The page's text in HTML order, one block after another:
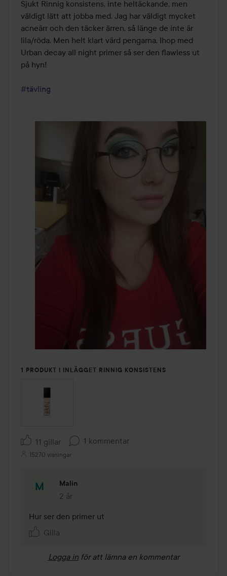
5
Sjukt Rinnig konsistens, inte heltäckande, men
väldigt lätt att jobba med. Jag har väldigt mycket
acneärr och den täcker ärren, så länge de inte är
lila/röda. Men helt klart värd pengarna. Ihop med
Urban decay all night primer så ser den flawless ut
på hyn!
#tävling
1 PRODUKT I INLÄGGET RINNIG KONSISTENS
11 gillar 1 kommentar
15270 visningar
Malin
2 år
Kommentaren lades 2 år
Hur ser den primer ut
Gilla
Logga in för att lämna en kommentar